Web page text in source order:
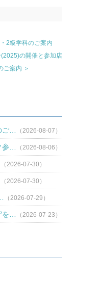
2級学科のご案内
の開催と参加店
ご案内 ＞
ご… （2026-08-07）
参… （2026-08-06）
（2026-07-30）
（2026-07-30）
（2026-07-29）
を… （2026-07-23）